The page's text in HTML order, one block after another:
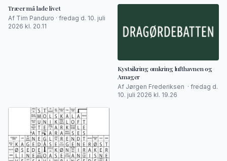
Træer må lade livet
Af Tim Panduro · fredag d. 10. juli
2026 kl. 20.11
Kystsikring omkring lufthavnen og
Amager
Af Jørgen Frederiksen · fredag d.
10. juli 2026 kl. 19.26